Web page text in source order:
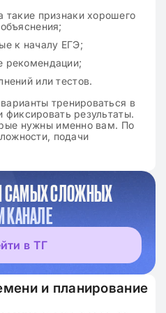
такие признаки хорошего
к началу ЕГЭ;
рекомендации;
или тестов.
тренироваться в
результаты.
нужны именно вам. По
подачи
САМЫХ СЛОЖНЫХ
КАНАЛЕ
в ТГ
и планирование